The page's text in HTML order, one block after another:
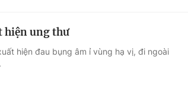
hiện ung thư
hiện đau bụng âm ỉ vùng hạ vị, đi ngoài